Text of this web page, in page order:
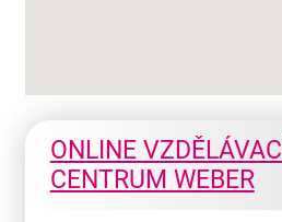
ONLINE VZDĚLÁVACÍ
CENTRUM WEBER